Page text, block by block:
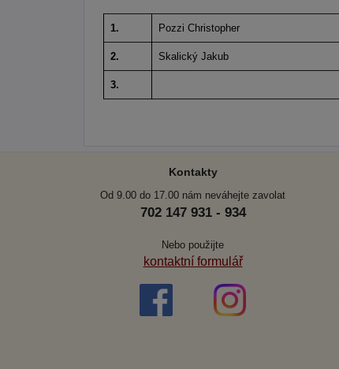
1. Pozzi Christopher
2. Skalický Jakub
3.
Kontakty
Od 9.00 do 17.00 nám neváhejte zavolat
702 147 931 - 934
Nebo použijte
kontaktní formulář